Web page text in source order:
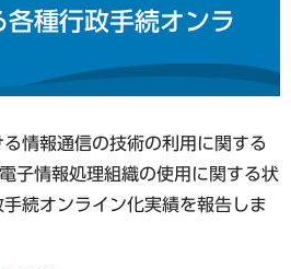
各種行政手続オンラ
情報通信の技術の利用に関する
子情報処理組織の使用に関する状
続オンライン化実績を報告しま